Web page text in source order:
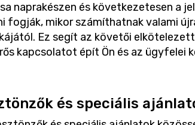
naprakészen és következetesen a
fogják, mikor számíthatnak valami
Ez segít az követői
kapcsolatot épít Ön és az ügyfelei
és speciális